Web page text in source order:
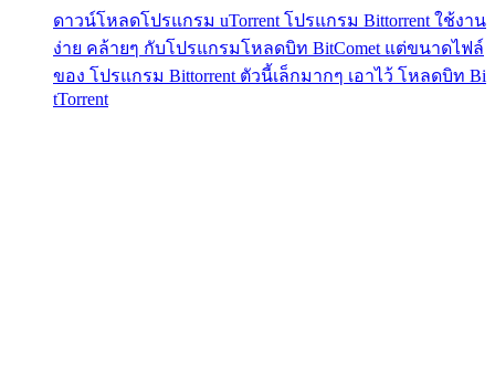
ดาวน์โหลดโปรแกรม uTorrent โปรแกรม Bittorrent ใช้งาน
ง่าย คล้ายๆ กับโปรแกรมโหลดบิท BitComet แต่ขนาดไฟล์
ของ โปรแกรม Bittorrent ตัวนี้เล็กมากๆ เอาไว้ โหลดบิท Bi
tTorrent